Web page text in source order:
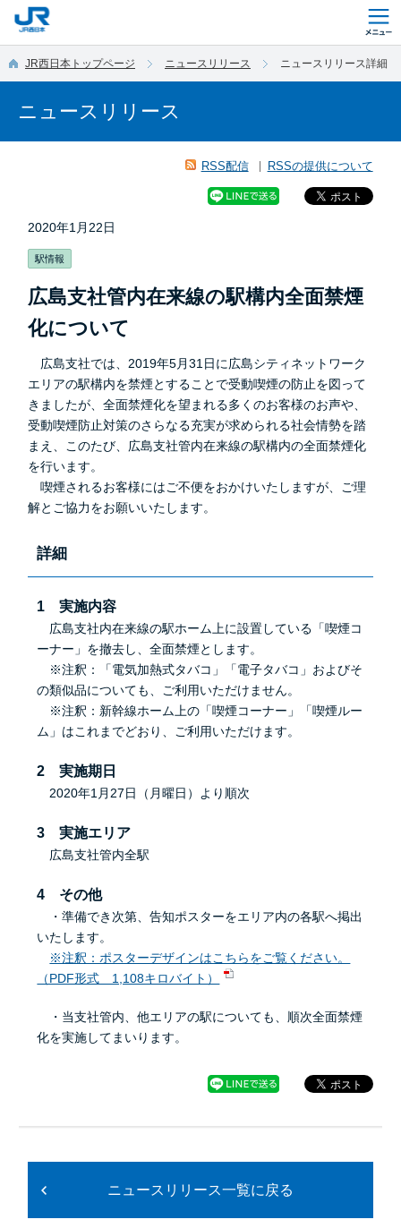
JR西日本トップページ ニュースリリース ニュースリリース詳細
ニュースリリース
RSS配信 RSSの提供について
2020年1月22日
駅情報
広島支社管内在来線の駅構内全面禁煙
化について
広島支社では、2019年5月31日に広島シティネットワーク
エリアの駅構内を禁煙とすることで受動喫煙の防止を図って
きましたが、全面禁煙化を望まれる多くのお客様のお声や、
受動喫煙防止対策のさらなる充実が求められる社会情勢を踏
まえ、このたび、広島支社管内在来線の駅構内の全面禁煙化
を行います。
喫煙されるお客様にはご不便をおかけいたしますが、ご理
解とご協力をお願いいたします。
詳細
1 実施内容
広島支社内在来線の駅ホーム上に設置している「喫煙コ
ーナー」を撤去し、全面禁煙とします。
※注釈：「電気加熱式タバコ」「電子タバコ」およびそ
の類似品についても、ご利用いただけません。
※注釈：新幹線ホーム上の「喫煙コーナー」「喫煙ルー
ム」はこれまでどおり、ご利用いただけます。
2 実施期日
2020年1月27日（月曜日）より順次
3 実施エリア
広島支社管内全駅
4 その他
・準備でき次第、告知ポスターをエリア内の各駅へ掲出
いたします。
※注釈：ポスターデザインはこちらをご覧ください。
（PDF形式 1,108キロバイト）
・当支社管内、他エリアの駅についても、順次全面禁煙
化を実施してまいります。
ニュースリリース一覧に戻る